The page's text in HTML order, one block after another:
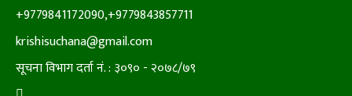
+9779841172090,+9779843857711
krishisuchana@gmail.com
सूचना विभाग दर्ता नं. : ३०९० - २०७८/७९